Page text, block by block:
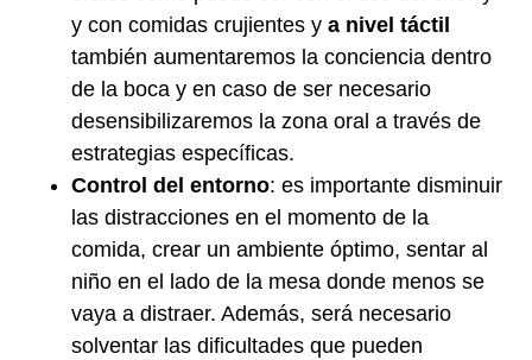
y con comidas crujientes y a nivel táctil
también aumentaremos la conciencia dentro
de la boca y en caso de ser necesario
desensibilizaremos la zona oral a través de
estrategias específicas.
Control del entorno: es importante disminuir
las distracciones en el momento de la
comida, crear un ambiente óptimo, sentar al
niño en el lado de la mesa donde menos se
vaya a distraer. Además, será necesario
solventar las dificultades que pueden